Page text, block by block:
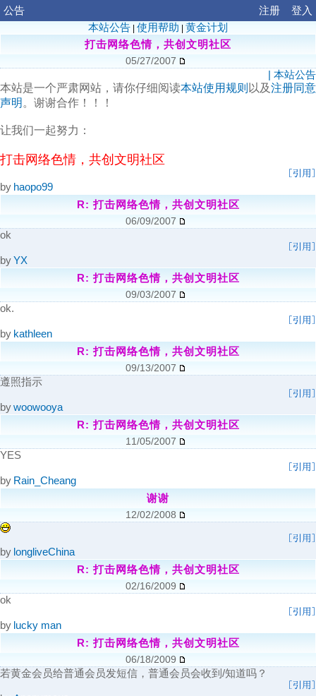
公告 注册 登入
公告 注册
登入
本站公告 使用帮助 黄金计划
打击网络色情，共创文明社区
05/27/2007
| 本站公告
本站是一个严肃网站，请你仔细阅读本站使用规则 以及注册同意
声明 。谢谢合作！！！
让我们一起努力：
打击网络色情，共创文明社区
by haopo99
R: 打击网络色情，共创文明社区
06/09/2007
ok
byYX
R: 打击网络色情，共创文明社区
09/03/2007
ok.
by kathleen
R: 打击网络色情，共创文明社区
09/13/2007
遵照指示
bywoowooya
R: 打击网络色情，共创文明社区
11/05/2007
YES
by Rain_Cheang
谢谢
12/02/2008
by longliveChina
R: 打击网络色情，共创文明社区
02/16/2009
ok
by lucky man
R: 打击网络色情，共创文明社区
06/18/2009
若黄金会员给普通会员发短信，普通会员会收到/知道吗？